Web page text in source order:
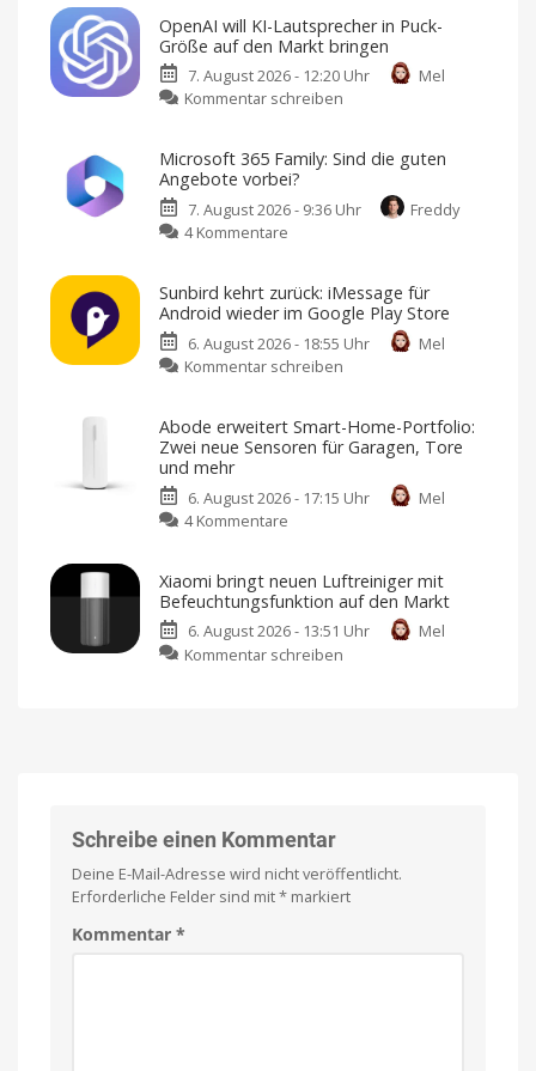
OpenAI will KI-Lautsprecher in Puck-
Größe auf den Markt bringen
7. August 2026 - 12:20 Uhr
Mel
Kommentar schreiben
KI-
in
den
Markt
bringen
Microsoft 365 Family: Sind die guten
Angebote vorbei?
7. August 2026 - 9:36 Uhr
Freddy
4 Kommentare
Family:
Sind
die
guten
Große
Rabatte
gibt
Sunbird kehrt zurück: iMessage für
Android wieder im Google Play Store
6. August 2026 - 18:55 Uhr
Mel
Kommentar schreiben
zurück:
iMessage
Android
Google
Play
Sicherheitsbedenken
Abode erweitert Smart-Home-Portfolio:
Zwei neue Sensoren für Garagen, Tore
und mehr
6. August 2026 - 17:15 Uhr
Mel
4 Kommentare
Smart-
Home-
Portfolio:
Zwei
Kompatibel
mit
Home
Xiaomi bringt neuen Luftreiniger mit
Befeuchtungsfunktion auf den Markt
6. August 2026 - 13:51 Uhr
Mel
Kommentar schreiben
Preis
Verfügbarkeit
Schreibe einen Kommentar
Deine E-Mail-Adresse wird nicht veröffentlicht.
Erforderliche Felder sind mit* markiert
Kommentar *